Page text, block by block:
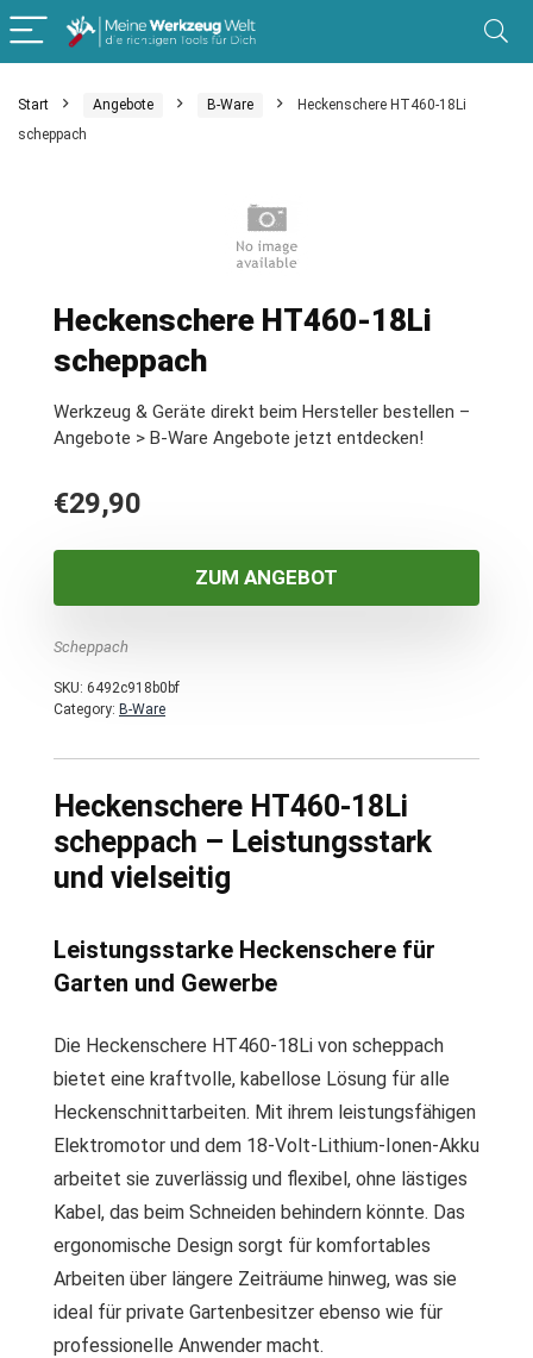
Start Angebote B-Ware
Heckenschere HT460-18Li
scheppach
Heckenschere HT460-18Li
scheppach
Werkzeug & Geräte direkt beim Hersteller bestellen –
Angebote > B-Ware Angebote jetzt entdecken!
€29,90
ZUM ANGEBOT
Scheppach
SKU: 6492c918b0bf
Category: B-Ware
Heckenschere HT460-18Li
scheppach – Leistungsstark
und vielseitig
Leistungsstarke Heckenschere für
Garten und Gewerbe
Die Heckenschere HT460-18Li von scheppach
bietet eine kraftvolle, kabellose Lösung für alle
Heckenschnittarbeiten. Mit ihrem leistungsfähigen
Elektromotor und dem 18-Volt-Lithium-Ionen-Akku
arbeitet sie zuverlässig und flexibel, ohne lästiges
Kabel, das beim Schneiden behindern könnte. Das
ergonomische Design sorgt für komfortables
Arbeiten über längere Zeiträume hinweg, was sie
ideal für private Gartenbesitzer ebenso wie für
professionelle Anwender macht.